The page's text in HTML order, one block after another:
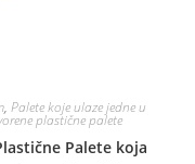
, Palete koje ulaze jedne u
plastične palete
Palete koja